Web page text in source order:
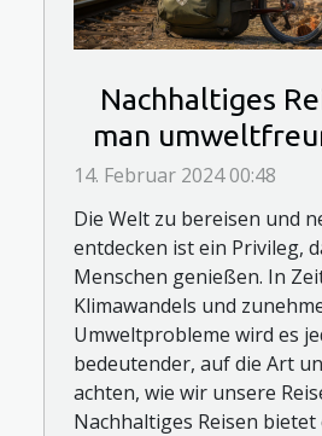
Nachhaltiges
man
Welt
14. Februar 2024 00:48
Die Welt zu bereisen und
entdecken ist ein Privileg,
Menschen genießen. In
Klimawandels und
Umweltprobleme wird es
bedeutender, auf die Art
achten, wie wir unsere
Nachhaltiges Reisen bietet